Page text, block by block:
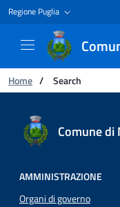
Regione Puglia
You are:
Home / Search
Search
Comune
AMMINISTRAZIONE
Organi di governo